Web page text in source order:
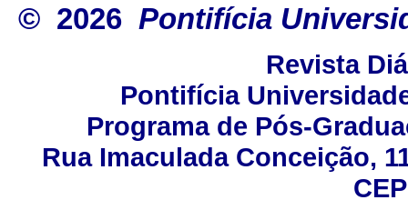
© 2026 Pontifícia
Revista
Pontifícia
Programa de Pós-
Rua Imaculada Conceição,